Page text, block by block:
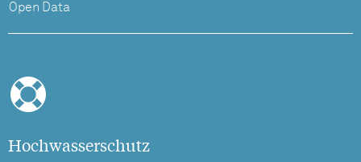
Open Data
Hochwasserschutz